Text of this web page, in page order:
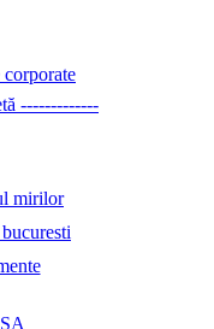
-------------